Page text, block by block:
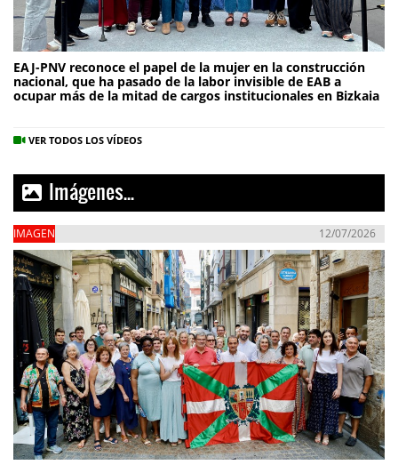
EAJ-PNV reconoce el papel de la mujer en la construcción
nacional, que ha pasado de la labor invisible de EAB a
ocupar más de la mitad de cargos institucionales en Bizkaia
VER TODOS LOS VÍDEOS
Imágenes...
IMAGEN 12/07/2026